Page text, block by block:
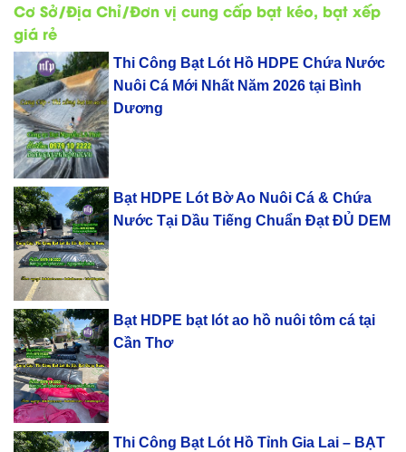
Cơ Sở/Địa Chỉ/Đơn vị cung cấp bạt kéo, bạt xếp
giá rẻ
Thi Công Bạt Lót Hồ HDPE Chứa Nước
Nuôi Cá Mới Nhất Năm 2026 tại Bình
Dương
Bạt HDPE Lót Bờ Ao Nuôi Cá & Chứa
Nước Tại Dầu Tiếng Chuẩn Đạt ĐỦ DEM
Bạt HDPE bạt lót ao hồ nuôi tôm cá tại
Cần Thơ
Thi Công Bạt Lót Hồ Tỉnh Gia Lai – BẠT